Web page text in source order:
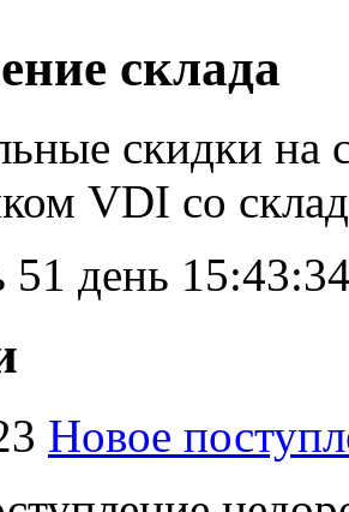
склада
скидки на
VDI со
51 день
Новое